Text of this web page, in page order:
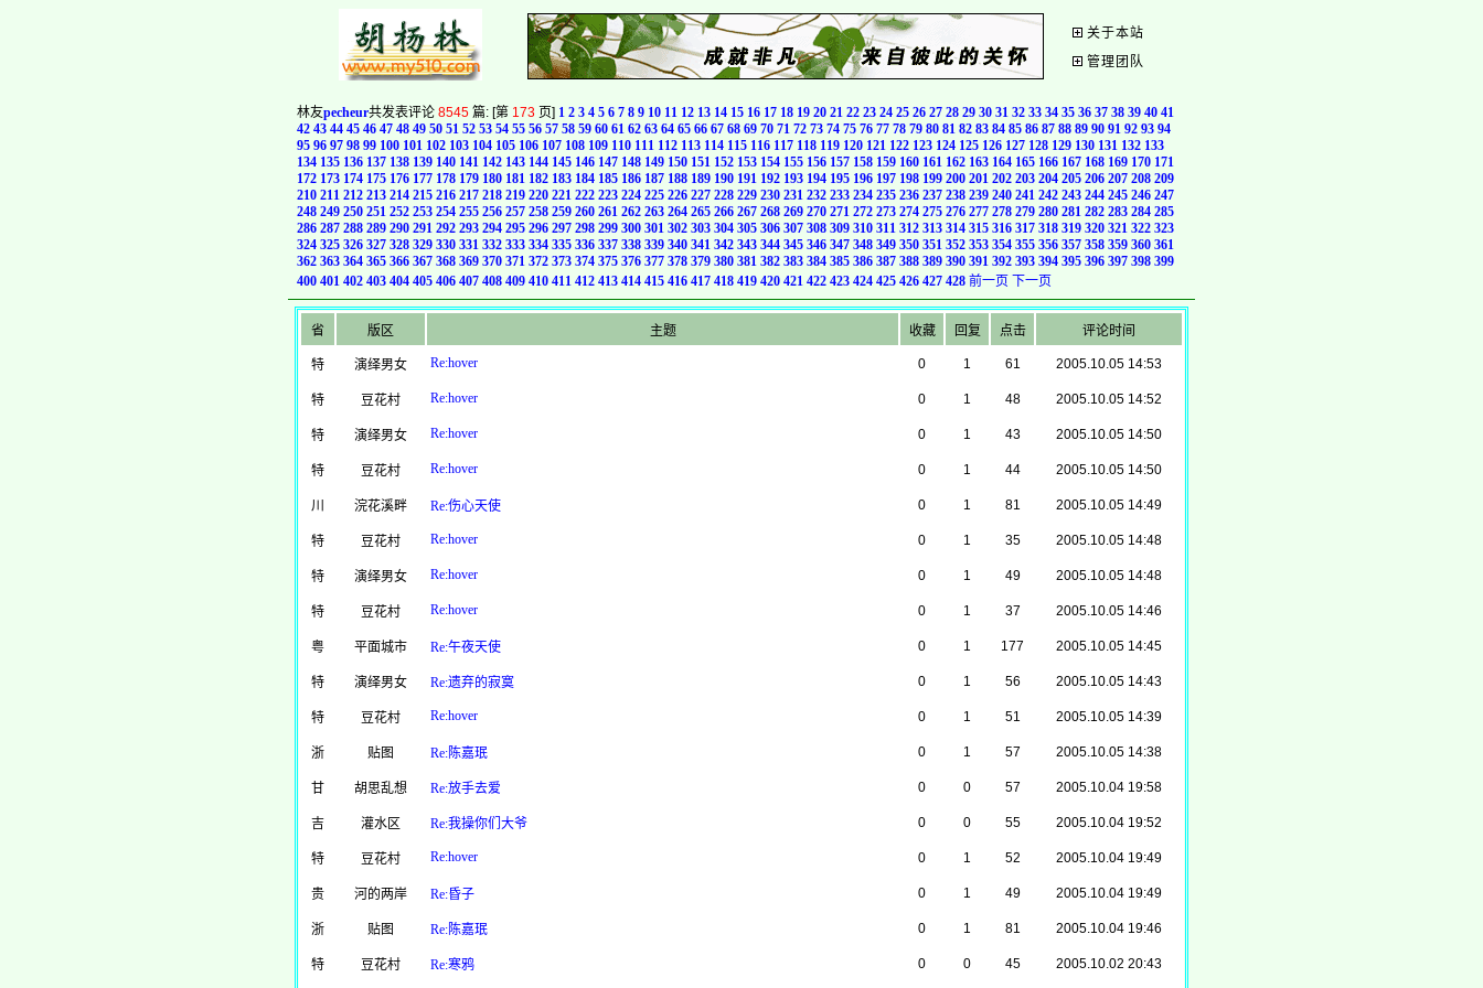
关于本站
管理团队
林友pecheur共发表评论 8545 篇: [第 173 页] 1 2 3 4 5 6 7 8 9 10 11 12 13 14 15 16 17 18 19 20 21 22 23 24 25 26 27 28 29 30 31 32 33 34 35 36 37 38 39 40 41
42 43 44 45 46 47 48 49 50 51 52 53 54 55 56 57 58 59 60 61 62 63 64 65 66 67 68 69 70 71 72 73 74 75 76 77 78 79 80 81 82 83 84 85 86 87 88 89 90 91 92 93 94
95 96 97 98 99 100 101 102 103 104 105 106 107 108 109 110 111 112 113 114 115 116 117 118 119 120 121 122 123 124 125 126 127 128 129 130 131 132 133
134 135 136 137 138 139 140 141 142 143 144 145 146 147 148 149 150 151 152 153 154 155 156 157 158 159 160 161 162 163 164 165 166 167 168 169 170 171
172 173 174 175 176 177 178 179 180 181 182 183 184 185 186 187 188 189 190 191 192 193 194 195 196 197 198 199 200 201 202 203 204 205 206 207 208 209
210 211 212 213 214 215 216 217 218 219 220 221 222 223 224 225 226 227 228 229 230 231 232 233 234 235 236 237 238 239 240 241 242 243 244 245 246 247
248 249 250 251 252 253 254 255 256 257 258 259 260 261 262 263 264 265 266 267 268 269 270 271 272 273 274 275 276 277 278 279 280 281 282 283 284 285
286 287 288 289 290 291 292 293 294 295 296 297 298 299 300 301 302 303 304 305 306 307 308 309 310 311 312 313 314 315 316 317 318 319 320 321 322 323
324 325 326 327 328 329 330 331 332 333 334 335 336 337 338 339 340 341 342 343 344 345 346 347 348 349 350 351 352 353 354 355 356 357 358 359 360 361
362 363 364 365 366 367 368 369 370 371 372 373 374 375 376 377 378 379 380 381 382 383 384 385 386 387 388 389 390 391 392 393 394 395 396 397 398 399
400 401 402 403 404 405 406 407 408 409 410 411 412 413 414 415 416 417 418 419 420 421 422 423 424 425 426 427 428 前一页 下一页
省 版区 主题 收藏 回复 点击 评论时间
特 演绎男女 Re:hover 0 1 61 2005.10.05 14:53
特 豆花村 Re:hover 0 1 48 2005.10.05 14:52
特 演绎男女 Re:hover 0 1 43 2005.10.05 14:50
特 豆花村 Re:hover 0 1 44 2005.10.05 14:50
川 浣花溪畔 Re:伤心天使 0 1 81 2005.10.05 14:49
特 豆花村 Re:hover 0 1 35 2005.10.05 14:48
特 演绎男女 Re:hover 0 1 49 2005.10.05 14:48
特 豆花村 Re:hover 0 1 37 2005.10.05 14:46
粤 平面城市 Re:午夜天使 0 1 177 2005.10.05 14:45
特 演绎男女 Re:遗弃的寂寞 0 1 56 2005.10.05 14:43
特 豆花村 Re:hover 0 1 51 2005.10.05 14:39
浙 贴图 Re:陈嘉珉 0 1 57 2005.10.05 14:38
甘 胡思乱想 Re:放手去爱 0 0 57 2005.10.04 19:58
吉 灌水区 Re:我操你们大爷 0 0 55 2005.10.04 19:52
特 豆花村 Re:hover 0 1 52 2005.10.04 19:49
贵 河的两岸 Re:昏子 0 1 49 2005.10.04 19:49
浙 贴图 Re:陈嘉珉 0 1 81 2005.10.04 19:46
特 豆花村 Re:寒鸦 0 0 45 2005.10.02 20:43